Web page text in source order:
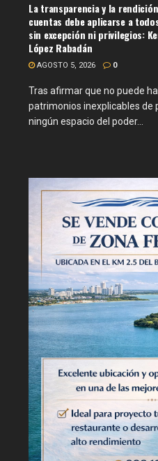
La transparencia y la
cuentas debe aplicarse a
sin excepción ni privilegios:
López Rabadán
AGOSTO 5, 2026 0
Tras afirmar que no puede
patrimonios inexplicables de
ningún espacio del poder...